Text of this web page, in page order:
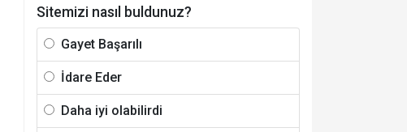
Sitemizi nasıl buldunuz?
Gayet Başarılı
İdare Eder
Daha iyi olabilirdi